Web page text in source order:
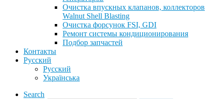
Очистка впускных клапанов, коллекторов
Walnut Shell Blasting
Очистка форсунок FSI, GDI
Ремонт системы кондиционирования
Подбор запчастей
Контакты
Русский
Русский
Українська
Search